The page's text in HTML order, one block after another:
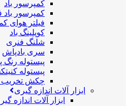
کمپرسور باد
کمپرسور باد
فیلتر هوای
کوپلینگ باد
شلنگ فنری
سری بادپاش
پیستوله رنگ
پیستوله
چکش تخریب
ابزار آلات اندازه گیری
ابزار آلات اندازه